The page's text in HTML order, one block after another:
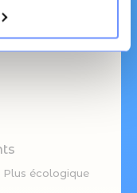
Plus écologique